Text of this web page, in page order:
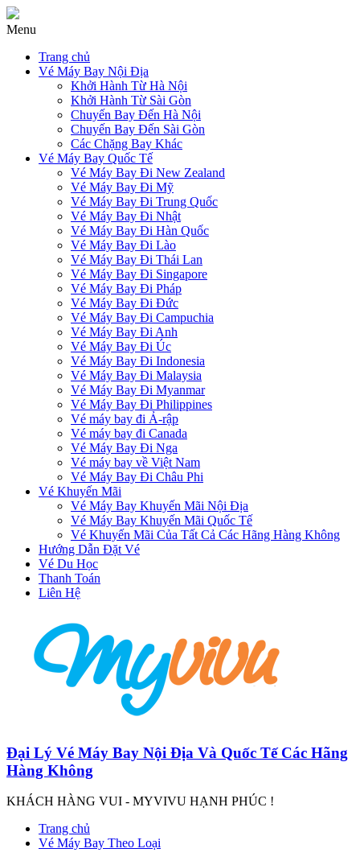
Menu
Trang chủ
Vé Máy Bay Nội Địa
Khởi Hành Từ Hà Nội
Khởi Hành Từ Sài Gòn
Chuyến Bay Đến Hà Nội
Chuyến Bay Đến Sài Gòn
Các Chặng Bay Khác
Vé Máy Bay Quốc Tế
Vé Máy Bay Đi New Zealand
Vé Máy Bay Đi Mỹ
Vé Máy Bay Đi Trung Quốc
Vé Máy Bay Đi Nhật
Vé Máy Bay Đi Hàn Quốc
Vé Máy Bay Đi Lào
Vé Máy Bay Đi Thái Lan
Vé Máy Bay Đi Singapore
Vé Máy Bay Đi Pháp
Vé Máy Bay Đi Đức
Vé Máy Bay Đi Campuchia
Vé Máy Bay Đi Anh
Vé Máy Bay Đi Úc
Vé Máy Bay Đi Indonesia
Vé Máy Bay Đi Malaysia
Vé Máy Bay Đi Myanmar
Vé Máy Bay Đi Philippines
Vé máy bay đi Ả-rập
Vé máy bay đi Canada
Vé Máy Bay Đi Nga
Vé máy bay về Việt Nam
Vé Máy Bay Đi Châu Phi
Vé Khuyến Mãi
Vé Máy Bay Khuyến Mãi Nội Địa
Vé Máy Bay Khuyến Mãi Quốc Tế
Vé Khuyến Mãi Của Tất Cả Các Hãng Hàng Không
Hướng Dẫn Đặt Vé
Vé Du Học
Thanh Toán
Liên Hệ
Đại Lý Vé Máy Bay Nội Địa Và Quốc Tế Các Hãng
Hàng Không
KHÁCH HÀNG VUI - MYVIVU HẠNH PHÚC !
Trang chủ
Vé Máy Bay Theo Loại